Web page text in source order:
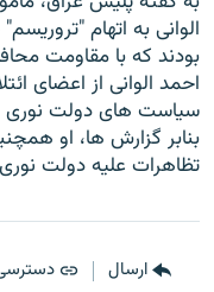
English
به ما بپیوندید
الوانی به اتهام
بودند که با مقاومت
احمد الوانی از اعضای
سياست های دولت نوری
بنابر گزارش ها، او
تظاهرات عليه دولت
ارسال